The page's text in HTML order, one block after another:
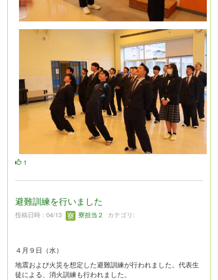
1
避難訓練を行いました
投稿日時 : 04/13 寮担当２ カテゴリ:
４月９日（水）
地震および火災を想定した避難訓練が行われました。代表生
徒による、消火訓練も行われました。